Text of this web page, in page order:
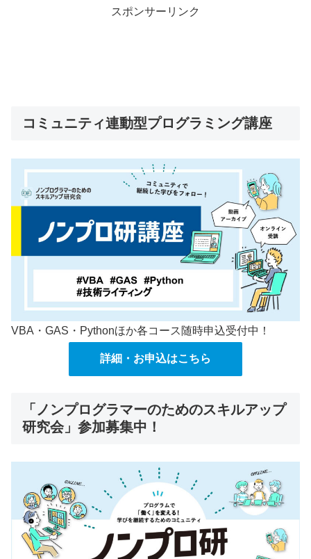
スポンサーリンク
コミュニティ連動型プログラミング講座
VBA・GAS・Pythonほか各コース随時申込受付中！
詳細・お申込はこちら
「ノンプログラマーのためのスキルアップ
研究会」参加募集中！